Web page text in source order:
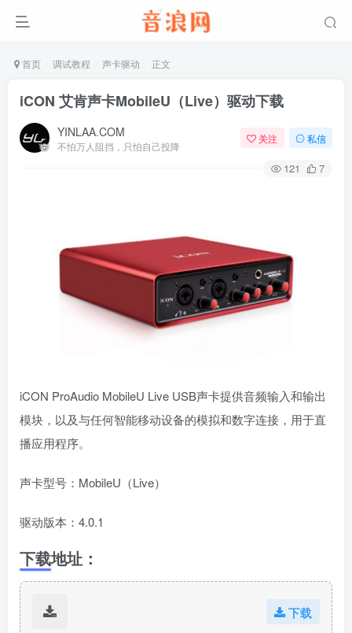
首页 调试教程 声卡驱动 正文
iCON 艾肯声卡MobileU（Live）驱动下载
YINLAA.COM
不怕万人阻挡，只怕自己投降
关注 私信
121 7
iCON ProAudio MobileU Live USB声卡提供音频输入和输出
模块，以及与任何智能移动设备的模拟和数字连接，用于直
播应用程序。
声卡型号：MobileU（Live）
驱动版本：4.0.1
下载地址：
下载